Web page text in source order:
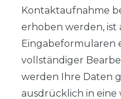
Kontaktaufnahme
erhoben werden, ist
Eingabeformularen
vollständiger
werden Ihre Daten
ausdrücklich in